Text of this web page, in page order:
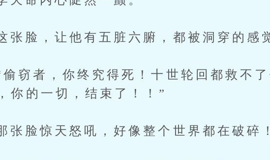
，让他有五脏六腑，都被洞穿的感
，你终究得死！十世轮回都救不了
你的一切，结束了！！”
惊天怒吼，好像整个世界都在破碎！